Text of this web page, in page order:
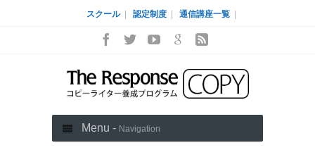
スクール 認定制度 通信講座一覧
Menu - Navigation